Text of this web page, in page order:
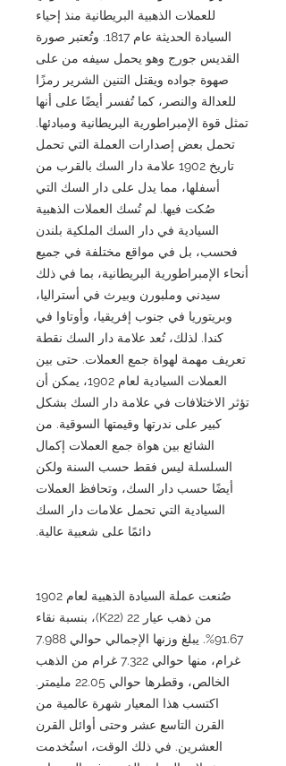
للعملات الذهبية البريطانية منذ إحياء
السيادة الحديثة عام 1817. وتُعتبر صورة
القديس جورج وهو يحمل سيفه من على
صهوة جواده ويقتل التنين الشرير رمزًا
للعدالة والنصر، كما تُفسر أيضًا على أنها
تمثل قوة الإمبراطورية البريطانية ومبادئها.
تحمل بعض إصدارات العملة التي تحمل
تاريخ 1902 علامة دار السك بالقرب من
أسفلها، مما يدل على دار السك التي
صُكت فيها. لم تُسك العملات الذهبية
السيادية في دار السك الملكية بلندن
فحسب، بل في مواقع مختلفة في جميع
أنحاء الإمبراطورية البريطانية، بما في ذلك
سيدني وملبورن وبيرث في أستراليا،
وبريتوريا في جنوب إفريقيا، وأوتاوا في
كندا. لذلك، تُعد علامة دار السك نقطة
تعريف مهمة لهواة جمع العملات. حتى بين
العملات السيادية لعام 1902، يمكن أن
تؤثر الاختلافات في علامة دار السك بشكل
كبير على ندرتها وقيمتها السوقية. من
الشائع بين هواة جمع العملات إكمال
السلسلة ليس فقط حسب السنة ولكن
أيضًا حسب دار السك، وتحافظ العملات
السيادية التي تحمل علامات دار السك
دائمًا على شعبية عالية.
صُنعت عملة السيادة الذهبية لعام 1902
من ذهب عيار 22 (K22)، بنسبة نقاء
91.67%. يبلغ وزنها الإجمالي حوالي 7.988
غرام، منها حوالي 7.322 غرام من الذهب
الخالص، وقطرها حوالي 22.05 مليمتر.
اكتسب هذا المعيار شهرة عالمية من
القرن التاسع عشر وحتى أوائل القرن
العشرين. في ذلك الوقت، استُخدمت